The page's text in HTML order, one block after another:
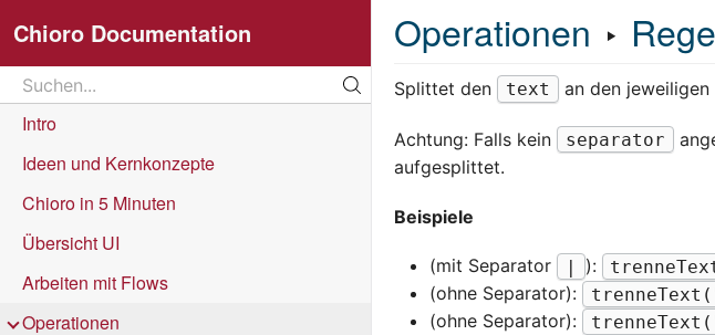
Chioro Documentation
Search
Suchen...
Intro
Ideen und Kernkonzepte
Chioro in 5 Minuten
Übersicht UI
Arbeiten mit Flows
Operationen
Operationen ‣
Splittet den text an den
Achtung: Falls kein separator
aufgesplittet.
Beispiele
(mit Separator | ):
(ohne Separator):
(ohne Separator):